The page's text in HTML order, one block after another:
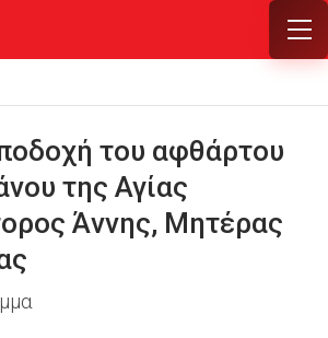
του αφθάρτου
της Αγίας
Άννης, Μητέρας